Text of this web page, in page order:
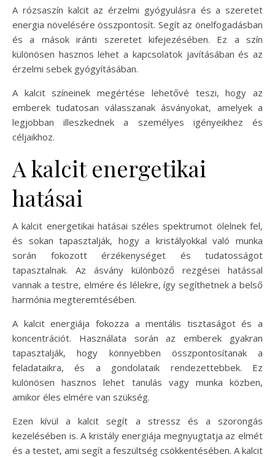
A rózsaszín kalcit az érzelmi gyógyulásra és a szeretet
energia növelésére összpontosít. Segít az önelfogadásban
és a mások iránti szeretet kifejezésében. Ez a szín
különösen hasznos lehet a kapcsolatok javításában és az
érzelmi sebek gyógyításában.
A kalcit színeinek megértése lehetővé teszi, hogy az
emberek tudatosan válasszanak ásványokat, amelyek a
legjobban illeszkednek a személyes igényeikhez és
céljaikhoz.
A kalcit energetikai
hatásai
A kalcit energetikai hatásai széles spektrumot ölelnek fel,
és sokan tapasztalják, hogy a kristályokkal való munka
során fokozott érzékenységet és tudatosságot
tapasztalnak. Az ásvány különböző rezgései hatással
vannak a testre, elmére és lélekre, így segíthetnek a belső
harmónia megteremtésében.
A kalcit energiája fokozza a mentális tisztaságot és a
koncentrációt. Használata során az emberek gyakran
tapasztalják, hogy könnyebben összpontosítanak a
feladataikra, és a gondolataik rendezettebbek. Ez
különösen hasznos lehet tanulás vagy munka közben,
amikor éles elmére van szükség.
Ezen kívül a kalcit segít a stressz és a szorongás
kezelésében is. A kristály energiája megnyugtatja az elmét
és a testet, ami segít a feszültség csökkentésében. A kalcit